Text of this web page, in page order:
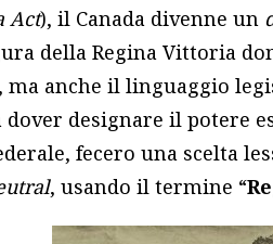
Act), il Canada divenne un
della Regina Vittoria
ma anche il linguaggio
dover designare il potere
fecero una scelta
, usando il termine “